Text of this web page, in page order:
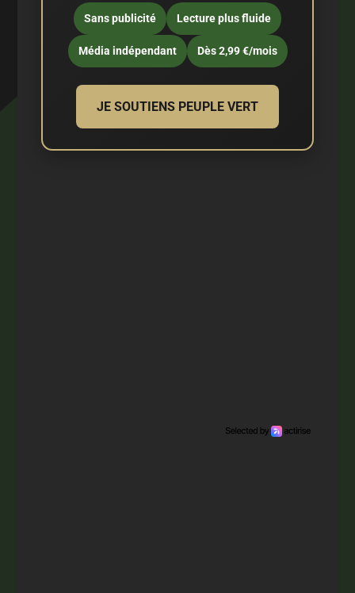
Sans publicité Lecture plus fluide
Média indépendant Dès 2,99 €/mois
JE SOUTIENS PEUPLE VERT